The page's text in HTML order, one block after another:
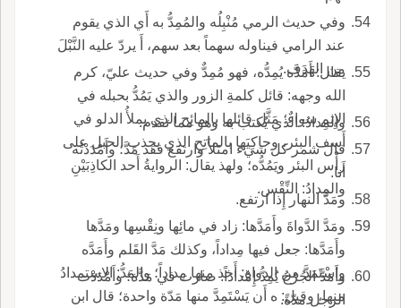
وفي حديث الرمي مُنْبِلُه والمُمِدُّ به أَي الذي يقوم
عند الرامي فيناوله سهماً بعد سهم، أَ يردّ عليه النَّبْلَ
من الهَدَف.يقال: أَمَدَّه يُمِدُّه، فهو مُمِدٌّ وفي حديث عليّ، كرم
الله وجهه: قائل كلمةِ الزور والذي يَمُدُّ بحبله في
الإِثم سواءٌ؛ مَثَّل قائلها بالمائِح الذي يملأُ الدلو في
أَسف البئر، وحاكِيَها بالماتِحِ الذي يجذب الحبل على
رأْس البئر ويَمُدُّه؛ ولهذ يقال: الروايةُ أَحد الكاذِبَيْنِ
والمِدادُ: النِّقْس.
والمِدادُ: الذي يُكتب به وهو مما تقدم.
قال شمر كل شيء امتَلأَ وارتفع فقد مَدَّ؛ وأَمْدَدْتُه
أَنا.
ومَدَّ النهار إِذا ارتفع.
ومَدَّ الدَّواةَ وأَمَدَّها: زاد في مائِها ونِقْسِها ومَدَّها
وأَمَدَّها: جعل فيها مِداداً، وكذلك مَدَّ القَلم وأَمَدَّه
واسْتَمَدَّ من الدواةِ: أَخذ منها مِداداً؛ والمَدُّ: الاستمدادُ
منها، وقيل: ه أَن يَسْتَمِدَّ منها مَدّة واحدة؛ قال ابن
وأَمَدَّ الجُرْحُ يُمِدُّ إِمْداداً: صارت في مَدَّة؛ وأَمْدَدْت
الرجل مدّةً.